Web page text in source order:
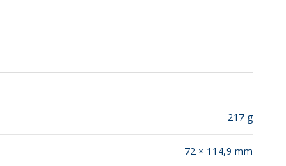
217 g
72 × 114,9 mm